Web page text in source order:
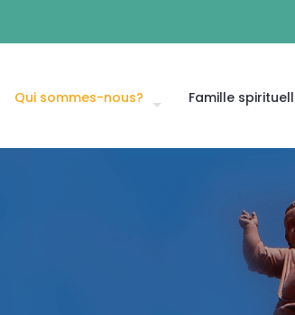
Qui sommes-nous? Famille